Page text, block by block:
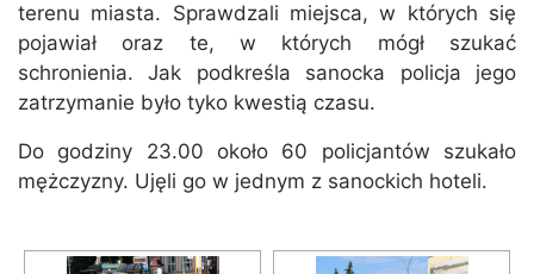
terenu miasta. Sprawdzali miejsca, w których się
pojawiał oraz te, w których mógł szukać
schronienia. Jak podkreśla sanocka policja jego
zatrzymanie było tyko kwestią czasu.
Do godziny 23.00 około 60 policjantów szukało
mężczyzny. Ujęli go w jednym z sanockich hoteli.